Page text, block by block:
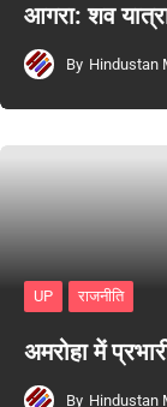
आगरा: शव
By Hindustan
UP राजनीति
अमरोहा में
By Hindustan